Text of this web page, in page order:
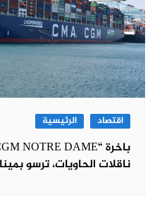
اقتصاد الرئيسية
ناقلات الحاويات، ترسو